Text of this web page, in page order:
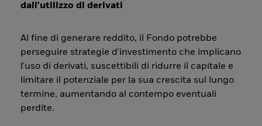
dall'utilizzo di derivati
Al fine di generare reddito, il Fondo potrebbe
perseguire strategie d'investimento che implicano
l'uso di derivati, suscettibili di ridurre il capitale e
limitare il potenziale per la sua crescita sul lungo
termine, aumentando al contempo eventuali
perdite.